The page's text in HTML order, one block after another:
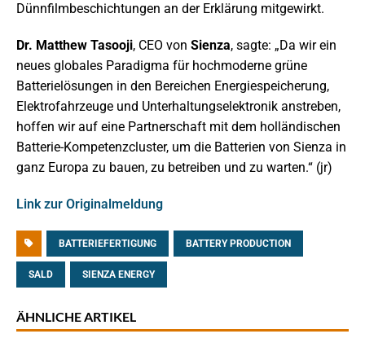
Dünnfilmbeschichtungen an der Erklärung mitgewirkt.
Dr. Matthew Tasooji, CEO von Sienza, sagte: „Da wir ein
neues globales Paradigma für hochmoderne grüne
Batterielösungen in den Bereichen Energiespeicherung,
Elektrofahrzeuge und Unterhaltungselektronik anstreben,
hoffen wir auf eine Partnerschaft mit dem holländischen
Batterie-Kompetenzcluster, um die Batterien von Sienza in
ganz Europa zu bauen, zu betreiben und zu warten.“ (jr)
Link zur Originalmeldung
BATTERIEFERTIGUNG BATTERY PRODUCTION
SALD SIENZA ENERGY
ÄHNLICHE ARTIKEL